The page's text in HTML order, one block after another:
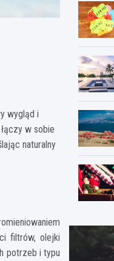
wygląd i
w sobie
naturalny
filtrów, olejki
potrzeb i typu